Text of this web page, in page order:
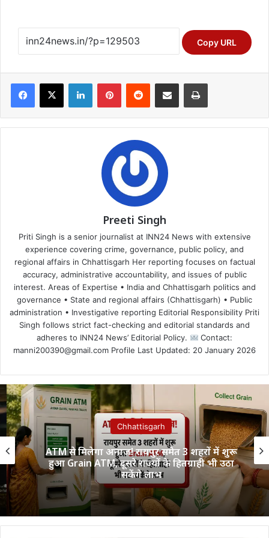
Copy URL
Facebook
X LinkedInPinterestReddit Share via Email Print
Preeti Singh
Priti Singh is a senior journalist at INN24 News with extensive
experience covering crime, governance, public policy, and
regional affairs in Chhattisgarh Her reporting focuses on factual
accuracy, administrative accountability, and issues of public
interest. Areas of Expertise • India and Chhattisgarh politics and
governance • State and regional affairs (Chhattisgarh) • Public
administration • Investigative reporting Editorial Responsibility Priti
Singh follows strict fact-checking and editorial standards and
adheres to INN24 News’ Editorial Policy.
Contact:
manni200390@gmail.com Profile Last Updated: 20 January 2026
Chhattisgarh
ATM से मिलेगा अनाज! रायपुर समेत 3 शहरों में शुरू
हुआ Grain ATM, दूसरे राज्यों के हितग्राही भी उठा
सकेंगे लाभ